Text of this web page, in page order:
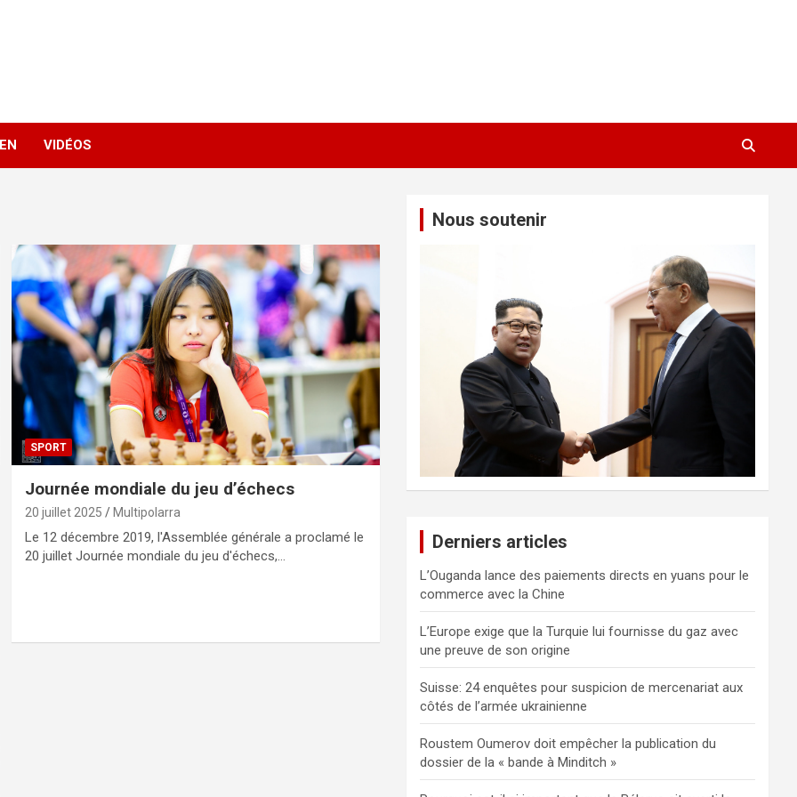
VIDÉOS
SPORT
Journée mondiale du jeu d’échecs
20 juillet 2025 Multipolarra
Le 12 décembre 2019, l'Assemblée générale a proclamé le
20 juillet Journée mondiale du jeu d'échecs,…
Nous soutenir
Derniers articles
L’Ouganda lance des paiements directs en yuans pour le
commerce avec la Chine
L’Europe exige que la Turquie lui fournisse du gaz avec
une preuve de son origine
Suisse: 24 enquêtes pour suspicion de mercenariat aux
côtés de l’armée ukrainienne
Roustem Oumerov doit empêcher la publication du
dossier de la « bande à Minditch »